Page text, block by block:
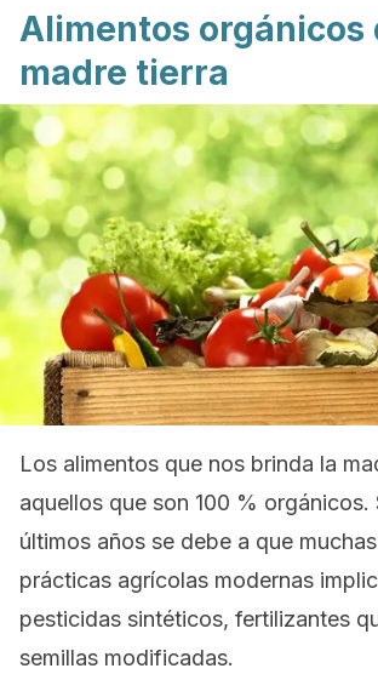
Alimentos orgánicos
madre tierra
Los alimentos que nos brinda la
aquellos que son 100 % orgánicos.
últimos años se debe a que
prácticas agrícolas modernas
pesticidas sintéticos, fertilizantes
semillas modificadas.